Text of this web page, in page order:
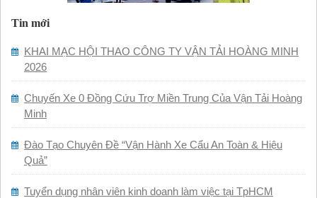
Tin mới
KHAI MẠC HỘI THAO CÔNG TY VẬN TẢI HOÀNG MINH
2026
Chuyến Xe 0 Đồng Cứu Trợ Miền Trung Của Vận Tải Hoàng
Minh
Đào Tạo Chuyên Đề “Vận Hành Xe Cẩu An Toàn & Hiệu
Quả”
Tuyển dụng nhân viên kinh doanh làm việc tại TpHCM